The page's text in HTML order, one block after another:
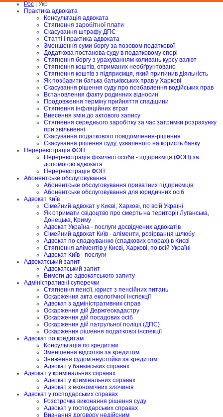
Рос| Укр
Практика адвоката
Консультація адвоката
Стягнення заробітної плати
Скасування штрафу ДПС
Статті і практика адвоката
Зменшення суми боргу за позовом податкової
Додаткова постанова суду в податковому спорі
Стягнення боргу з урахуванням коливань курсу валют
Стягнення коштів, отриманих необґрунтовано
Стягнення коштів з підприємця, який припинив діяльність
Як позбавити батька батьківських прав у Харкові
Скасування рішення суду про позбавлення водійських прав
Встановлення факту родинних відносин
Продовження терміну прийняття спадщини
Стягнення інфляційних втрат
Внесення змін до актового запису
Стягнення середнього заробітку за час затримки розрахунку
при звільненні
Скасування податкового повідомлення-рішення
Скасування рішення суду, ухваленого на користь банку
Перереєстрація ФОП
Перереєстрація фізичної особи - підприємця (ФОП) за
допомогою адвоката
Перереєстрація ФОП
Абонентське обслуговування
Абонентське обслуговування приватних підприємців
Абонентське обслуговування для юридичних осіб
Адвокат Київ
Сімейний адвокат у Києві, Харкові, по всій Україні
Як отримати свідоцтво про смерть на території Луганська,
Донецька, Криму
Адвокат Україна - послуги досвідчених адвокатів
Сімейний адвокат Київ - аліменти, розірвання шлюбу
Адвокат по спадкуванню (спадкових спорах) в Києві
Стягнення аліментів у Києві, Харкові, по всій Україні
Адвокат Київ - послуги
Адвокатський запит
Адвокатський запит
Вимоги до адвокатського запиту
Адміністративні суперечки
Стягнення пенсії, юрист з пенсійних питань
Оскарження акта екологічної інспекції
Адвокат з адміністративних справ
Оскарження дій Держгеокадастру
Оскарження дій посадових осіб
Оскарження дій патрульної поліції (ДПС)
Оскарження рішення податкової інспекції
Адвокат по кредитам
Консультація по кредитам
Зменшення відсотків за кредитом
Зниження судом неустойки за кредитом
Адвокат у банківських справах
Адвокат у кримінальних справах
Адвокат у кримінальних справах
Адвокат з економічних злочинів
Адвокат у господарських справах
Розстрочка виконання рішення суду
Адвокат у господарських справах
Визнання договору недійсним